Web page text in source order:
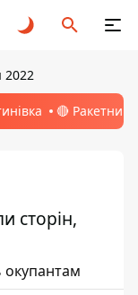
2022
🔴 Ракетний
сторін,